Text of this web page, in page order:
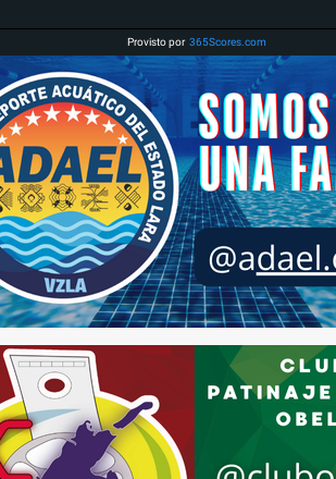
Provisto por 365Scores.com